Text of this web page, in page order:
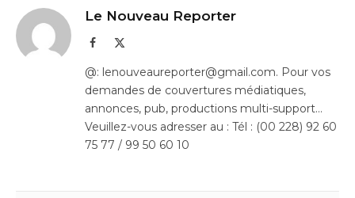
Le Nouveau Reporter
Facebook
@: lenouveaureporter@gmail.com. Pour vos
demandes de couvertures médiatiques,
annonces, pub, productions multi-support…
Veuillez-vous adresser au : Tél : (00 228) 92 60
75 77 / 99 50 60 10